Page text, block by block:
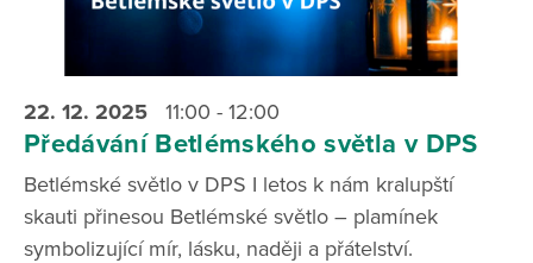
22. 12. 2025 11:00 - 12:00
Předávání Betlémského světla v DPS
Betlémské světlo v DPS I letos k nám kralupští
skauti přinesou Betlémské světlo – plamínek
symbolizující mír, lásku, naději a přátelství.